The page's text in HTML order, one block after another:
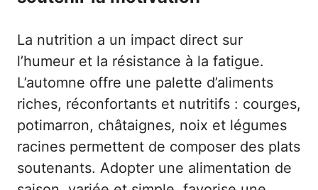
La nutrition a un impact direct sur
l’humeur et la résistance à la fatigue.
L’automne offre une palette d’aliments
riches, réconfortants et nutritifs : courges,
potimarron, châtaignes, noix et légumes
racines permettent de composer des plats
soutenants. Adopter une alimentation de